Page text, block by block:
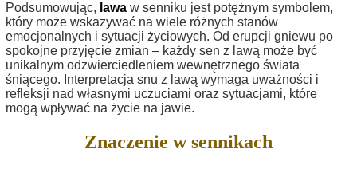
Podsumowując, lawa w senniku jest potężnym symbolem,
który może wskazywać na wiele różnych stanów
emocjonalnych i sytuacji życiowych. Od erupcji gniewu po
spokojne przyjęcie zmian – każdy sen z lawą może być
unikalnym odzwierciedleniem wewnętrznego świata
śniącego. Interpretacja snu z lawą wymaga uważności i
refleksji nad własnymi uczuciami oraz sytuacjami, które
mogą wpływać na życie na jawie.
Znaczenie w sennikach